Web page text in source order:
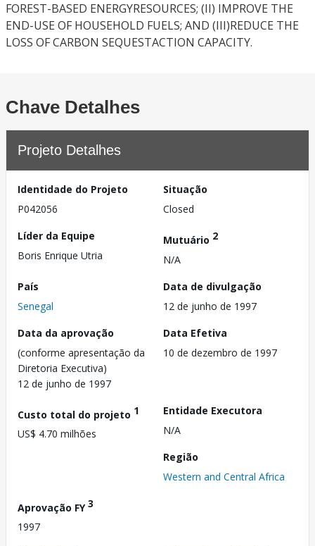
FOREST-BASED ENERGYRESOURCES; (II) IMPROVE THE
END-USE OF HOUSEHOLD FUELS; AND (III)REDUCE THE
LOSS OF CARBON SEQUESTACTION CAPACITY.
Chave Detalhes
Projeto Detalhes
Identidade do Projeto
P042056
Situação
Closed
Líder da Equipe
Boris Enrique Utria
Mutuário 2
N/A
País
Senegal
Data de divulgação
12 de junho de 1997
Data da aprovação
(conforme apresentação da
Diretoria Executiva)
12 de junho de 1997
Data Efetiva
10 de dezembro de 1997
Custo total do projeto 1
US$ 4.70 milhões
Entidade Executora
N/A
Região
Western and Central Africa
Aprovação FY3
1997